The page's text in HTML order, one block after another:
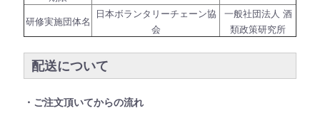
研修実施団体名
日本ボランタリーチェーン協
会
一般社団法人 酒
類政策研究所
配送について
・ご注文頂いてからの流れ